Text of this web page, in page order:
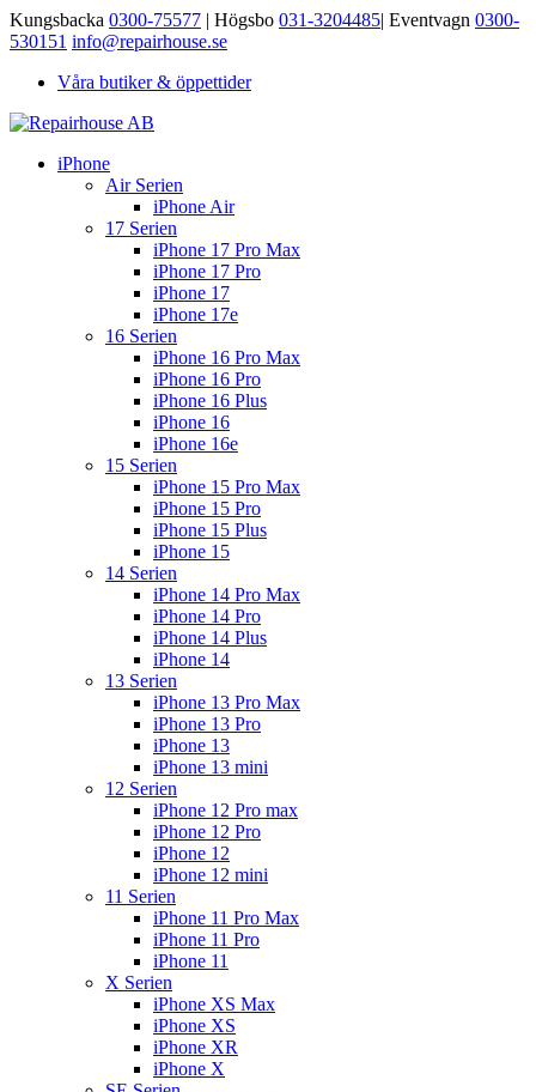
Kungsbacka 0300-75577 | Högsbo 031-3204485| Eventvagn 0300-
530151 info@repairhouse.se
Våra butiker & öppettider
iPhone
Air Serien
iPhone Air
17 Serien
iPhone 17 Pro Max
iPhone 17 Pro
iPhone 17
iPhone 17e
16 Serien
iPhone 16 Pro Max
iPhone 16 Pro
iPhone 16 Plus
iPhone 16
iPhone 16e
15 Serien
iPhone 15 Pro Max
iPhone 15 Pro
iPhone 15 Plus
iPhone 15
14 Serien
iPhone 14 Pro Max
iPhone 14 Pro
iPhone 14 Plus
iPhone 14
13 Serien
iPhone 13 Pro Max
iPhone 13 Pro
iPhone 13
iPhone 13 mini
12 Serien
iPhone 12 Pro max
iPhone 12 Pro
iPhone 12
iPhone 12 mini
11 Serien
iPhone 11 Pro Max
iPhone 11 Pro
iPhone 11
X Serien
iPhone XS Max
iPhone XS
iPhone XR
iPhone X